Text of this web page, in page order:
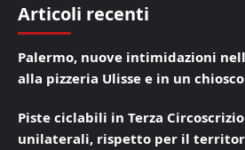
Articoli recenti
Palermo, nuove intimidazioni
alla pizzeria Ulisse e in un
Piste ciclabili in Terza
unilaterali, rispetto per il